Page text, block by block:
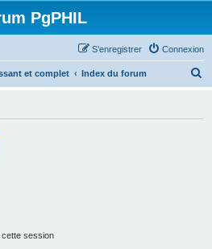
PgPHIL
Connexion
S’enregistrer
et complet Index du forum
cette session